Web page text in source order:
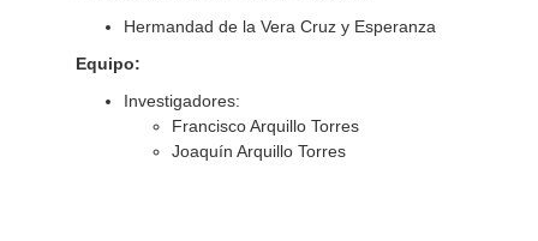
Hermandad de la Vera Cruz y Esperanza
Equipo:
Investigadores:
Francisco Arquillo Torres
Joaquín Arquillo Torres